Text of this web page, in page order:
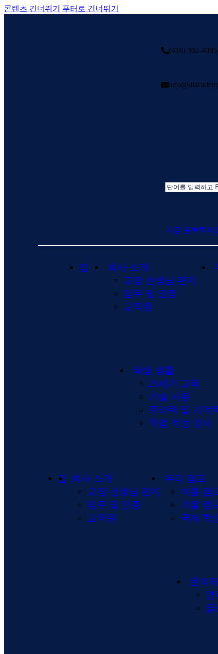
콘텐츠 건너뛰기 푸터로 건너뛰기
(416) 302-4085
지금 등록하세
집
회사 소개
교장 선생님 편지
임무 및 인증
교직원
학생 생활
21세기 교육
기술 사용
주의력 및 기억
직업 적성 검사
집 회사 소개
교장 선생님 편지
임무 및 인증
교직원
우리 캠프
여름 캠
겨울 캠
국제 학
문의
글